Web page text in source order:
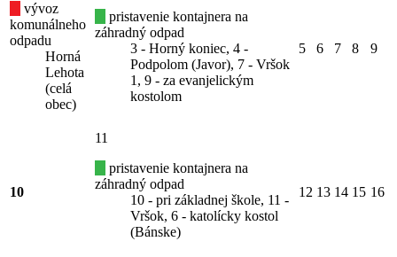
vývoz
komunálneho
odpadu
Horná
Lehota
(celá
obec)
pristavenie kontajnera na
záhradný odpad
3 - Horný koniec, 4 -
Podpolom (Javor), 7 - Vršok
1, 9 - za evanjelickým
kostolom
5 6 7 8 9
10
11
pristavenie kontajnera na
záhradný odpad
10 - pri základnej škole, 11 -
Vršok, 6 - katolícky kostol
(Bánske)
12 13 14 15 16